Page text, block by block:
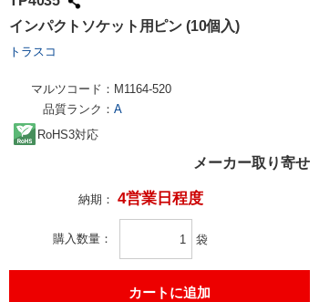
インパクトソケット用ピン (10個入)
トラスコ
マルツコード： M1164-520
品質ランク： A
RoHS3対応
メーカー取り寄せ
納期： 4営業日程度
購入数量 袋